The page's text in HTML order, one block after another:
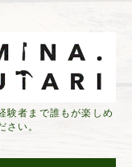
験者まで誰もが楽しめ
さい。